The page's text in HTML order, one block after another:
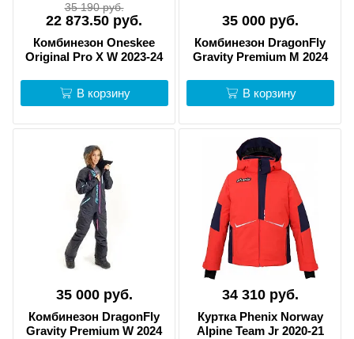
35 190 руб.
22 873.50 руб.
Комбинезон Oneskee
Original Pro X W 2023-24
В корзину
35 000 руб.
Комбинезон DragonFly
Gravity Premium M 2024
В корзину
35 000 руб.
Комбинезон DragonFly
Gravity Premium W 2024
34 310 руб.
Куртка Phenix Norway
Alpine Team Jr 2020-21